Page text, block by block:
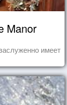
Manor
имеет